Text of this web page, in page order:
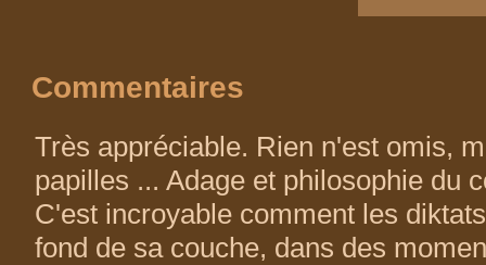
Commentaires
Très appréciable. Rien n'est omis,
papilles ... Adage et philosophie du
C'est incroyable comment les
fond de sa couche, dans des